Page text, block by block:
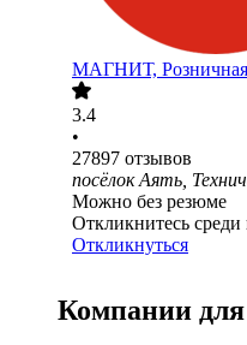
МАГНИТ, Розничная
3.4
•
27897 отзывов
посёлок Аять,
Можно без резюме
Откликнитесь
Откликнуться
Компании для